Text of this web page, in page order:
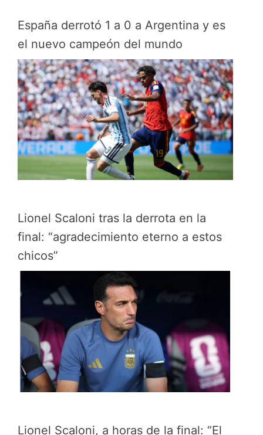
España derrotó 1 a 0 a Argentina y es
el nuevo campeón del mundo
Lionel Scaloni tras la derrota en la
final: “agradecimiento eterno a estos
chicos”
Lionel Scaloni, a horas de la final: “El